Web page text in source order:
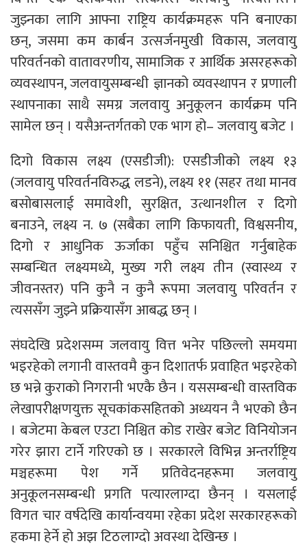
जुझ्नका लागि आफ्ना राष्ट्रिय कार्यक्रमहरू पनि बनाएका
छन्, जसमा कम कार्बन उत्सर्जनमुखी विकास, जलवायु
परिवर्तनको वातावरणीय, सामाजिक र आर्थिक असरहरूको
व्यवस्थापन, जलवायुसम्बन्धी ज्ञानको व्यवस्थापन र प्रणाली
स्थापनाका साथै समग्र जलवायु अनुकूलन कार्यक्रम पनि
सामेल छन् । यसैअन्तर्गतको एक भाग हो– जलवायु बजेट ।
दिगो विकास लक्ष्य (एसडीजी): एसडीजीको लक्ष्य १३
(जलवायु परिवर्तनविरुद्ध लडने), लक्ष्य ११ (सहर तथा मानव
बसोबासलाई समावेशी, सुरक्षित, उत्थानशील र दिगो
बनाउने, लक्ष्य न. ७ (सबैका लागि किफायती, विश्वसनीय,
दिगो र आधुनिक ऊर्जाका पहुँच सनिश्चित गर्नुबाहेक
सम्बन्धित लक्ष्यमध्ये, मुख्य गरी लक्ष्य तीन (स्वास्थ्य र
जीवनस्तर) पनि कुनै न कुनै रूपमा जलवायु परिवर्तन र
त्यससँग जुझ्ने प्रक्रियासँग आबद्ध छन् ।
संघदेखि प्रदेशसम्म जलवायु वित्त भनेर पछिल्लो समयमा
भइरहेको लगानी वास्तवमै कुन दिशातर्फ प्रवाहित भइरहेको
छ भन्ने कुराको निगरानी भएकै छैन । यससम्बन्धी वास्तविक
लेखापरीक्षणयुक्त सूचकांकसहितको अध्ययन नै भएको छैन
। बजेटमा केबल एउटा निश्चित कोड राखेर बजेट विनियोजन
गरेर झारा टार्ने गरिएको छ । सरकारले विभिन्न अन्तर्राष्ट्रिय
मञ्चहरूमा पेश गर्ने प्रतिवेदनहरूमा जलवायु
अनुकूलनसम्बन्धी प्रगति पत्यारलाग्दा छैनन् । यसलाई
विगत चार वर्षदेखि कार्यान्वयमा रहेका प्रदेश सरकारहरूको
हकमा हेर्ने हो अझ टिठलाग्दो अवस्था देखिन्छ ।